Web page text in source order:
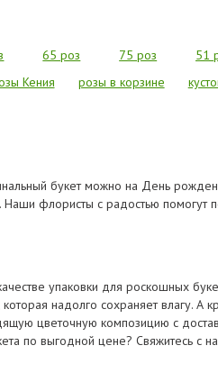
65 роз 75 роз 51
Кения розы в корзине
букет можно на День
флористы с радостью помогут
упаковки для роскошных
надолго сохраняет влагу.
цветочную композицию с
по выгодной цене? Свяжитесь с